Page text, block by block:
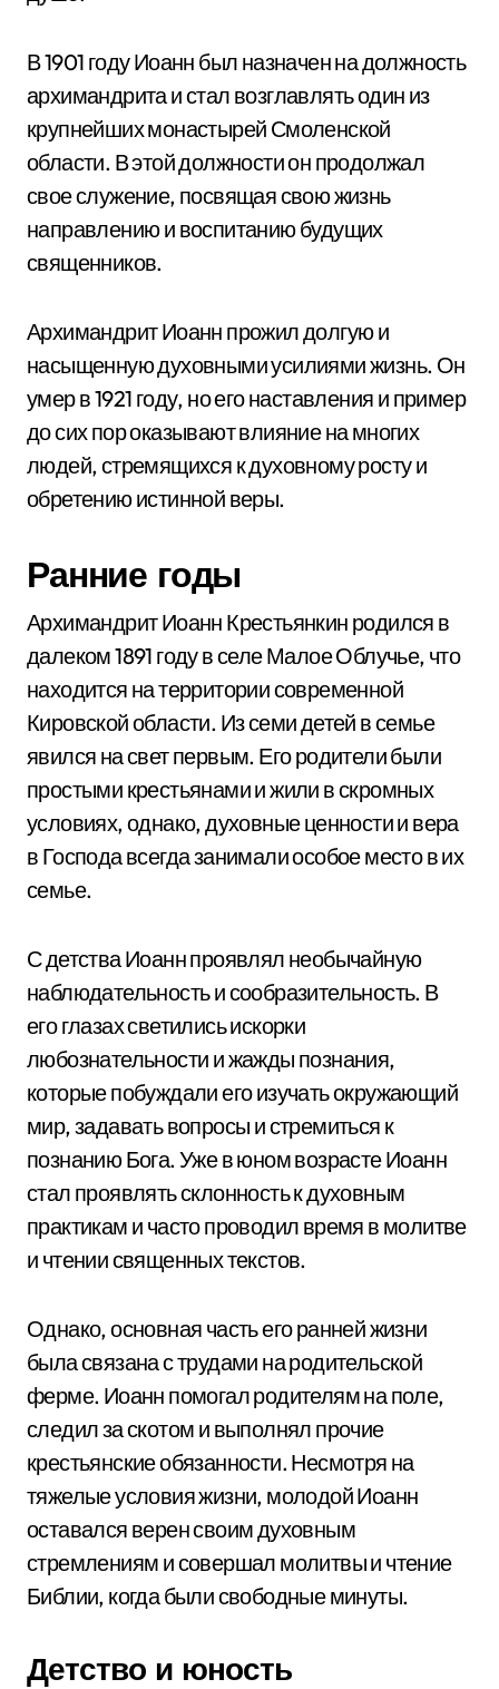
В 1901 году Иоанн был назначен на должность
архимандрита и стал возглавлять один из
крупнейших монастырей Смоленской
области. В этой должности он продолжал
свое служение, посвящая свою жизнь
направлению и воспитанию будущих
священников.
Архимандрит Иоанн прожил долгую и
насыщенную духовными усилиями жизнь. Он
умер в 1921 году, но его наставления и пример
до сих пор оказывают влияние на многих
людей, стремящихся к духовному росту и
обретению истинной веры.
Ранние годы
Архимандрит Иоанн Крестьянкин родился в
далеком 1891 году в селе Малое Облучье, что
находится на территории современной
Кировской области. Из семи детей в семье
явился на свет первым. Его родители были
простыми крестьянами и жили в скромных
условиях, однако, духовные ценности и вера
в Господа всегда занимали особое место в их
семье.
С детства Иоанн проявлял необычайную
наблюдательность и сообразительность. В
его глазах светились искорки
любознательности и жажды познания,
которые побуждали его изучать окружающий
мир, задавать вопросы и стремиться к
познанию Бога. Уже в юном возрасте Иоанн
стал проявлять склонность к духовным
практикам и часто проводил время в молитве
и чтении священных текстов.
Однако, основная часть его ранней жизни
была связана с трудами на родительской
ферме. Иоанн помогал родителям на поле,
следил за скотом и выполнял прочие
крестьянские обязанности. Несмотря на
тяжелые условия жизни, молодой Иоанн
оставался верен своим духовным
стремлениям и совершал молитвы и чтение
Библии, когда были свободные минуты.
Детство и юность